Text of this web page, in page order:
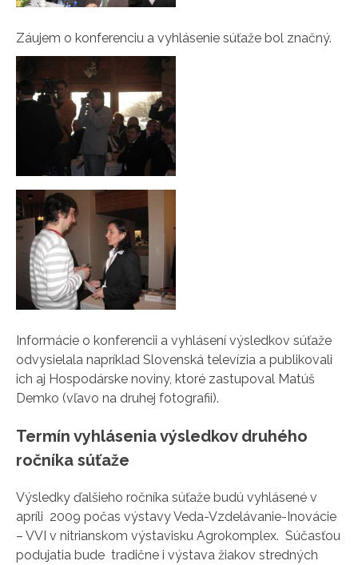
Záujem o konferenciu a vyhlásenie súťaže bol značný.
Informácie o konferencii a vyhlásení výsledkov súťaže
odvysielala napríklad Slovenská televízia a publikovali
ich aj Hospodárske noviny, ktoré zastupoval Matúš
Demko (vľavo na druhej fotografii).
Termín vyhlásenia výsledkov druhého
ročníka súťaže
Výsledky ďalšieho ročníka súťaže budú vyhlásené v
apríli 2009 počas výstavy Veda-Vzdelávanie-Inovácie
– VVI v nitrianskom výstavisku Agrokomplex. Súčasťou
podujatia bude tradične i výstava žiakov stredných